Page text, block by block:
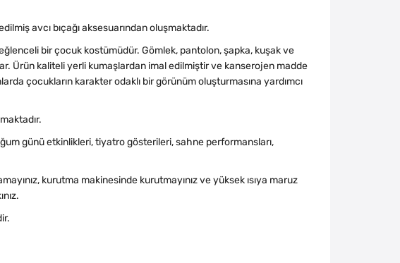
avcı bıçağı aksesuarından oluşmaktadır.
bir çocuk kostümüdür. Gömlek, pantolon, şapka, kuşak ve
Ürün kaliteli yerli kumaşlardan imal edilmiştir ve kanserojen madde
çocukların karakter odaklı bir görünüm oluşturmasına yardımcı
günü etkinlikleri, tiyatro gösterileri, sahne performansları,
kurutma makinesinde kurutmayınız ve yüksek ısıya maruz